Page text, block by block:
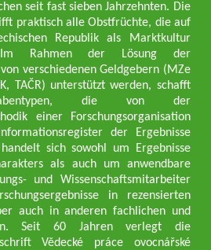
seit fast sieben Jahrzehnten. Die
praktisch alle Obstfrüchte, die auf
Republik als Marktkultur
Im Rahmen der Lösung der
verschiedenen Geldgebern (MZe
TAČR) unterstützt werden, schafft
die von der
einer Forschungsorganisation
der Ergebnisse
sich sowohl um Ergebnisse
als auch um anwendbare
und Wissenschaftsmitarbeiter
in rezensierten
auch in anderen fachlichen und
Seit 60 Jahren verlegt die
Vědecké práce ovocnářské